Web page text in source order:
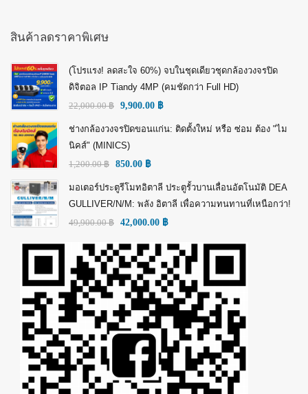
สินค้าลดราคาพิเศษ
(โปรแรง! ลดสะใจ 60%) จบในชุดเดียวชุดกล้องวงจรปิด
ดิจิตอล IP Tiandy 4MP (คมชัดกว่า Full HD)
22,000.00฿ 9,900.00 ฿
ช่างกล้องวงจรปิดขอนแก่น: ติดตั้งใหม่ หรือ ซ่อม ต้อง "ไม
นิคส์" (MINICS)
1,200.00฿ 850.00 ฿
มอเตอร์ประตูรีโมทอิตาลี ประตูรั้วบานเลื่อนอัตโนมัติ DEA
GULLIVER/N/M: พลัง อิตาลี เพื่อความทนทานที่เหนือกว่า!
49,900.00฿ 42,000.00 ฿